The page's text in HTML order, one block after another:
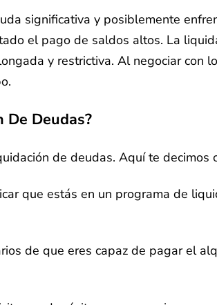
significativa y posiblemente
el pago de saldos altos. La
y restrictiva. Al negociar con
Deudas?
de deudas. Aquí te decimos
que estás en un programa de
de que eres capaz de pagar el